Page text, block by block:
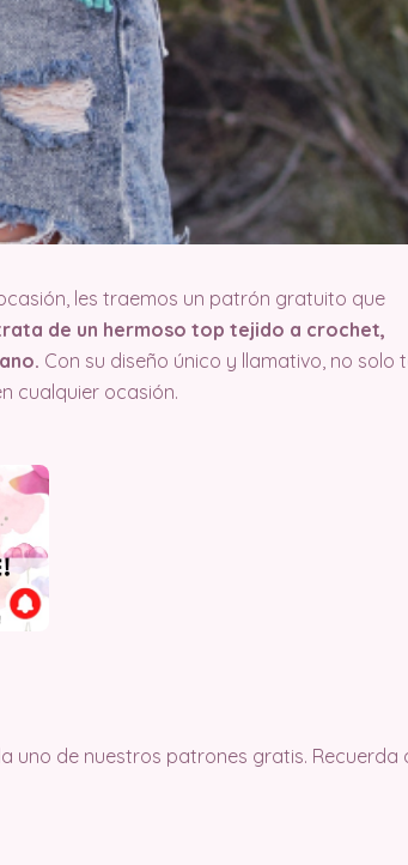
les traemos un patrón gratuito que
de un hermoso top tejido a crochet,
Con su diseño único y llamativo, no solo
cualquier ocasión.
uno de nuestros patrones gratis. Recuerda